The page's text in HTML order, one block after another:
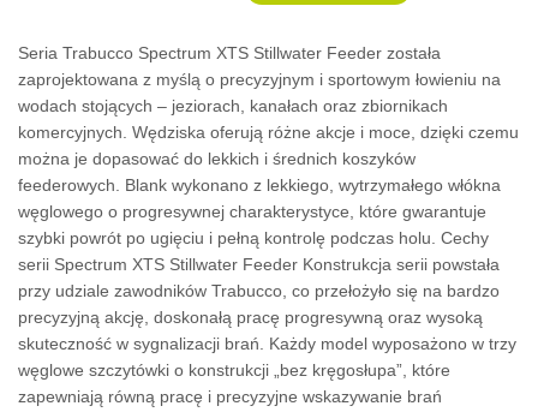
Seria Trabucco Spectrum XTS Stillwater Feeder została
zaprojektowana z myślą o precyzyjnym i sportowym łowieniu na
wodach stojących – jeziorach, kanałach oraz zbiornikach
komercyjnych. Wędziska oferują różne akcje i moce, dzięki czemu
można je dopasować do lekkich i średnich koszyków
feederowych. Blank wykonano z lekkiego, wytrzymałego włókna
węglowego o progresywnej charakterystyce, które gwarantuje
szybki powrót po ugięciu i pełną kontrolę podczas holu. Cechy
serii Spectrum XTS Stillwater Feeder Konstrukcja serii powstała
przy udziale zawodników Trabucco, co przełożyło się na bardzo
precyzyjną akcję, doskonałą pracę progresywną oraz wysoką
skuteczność w sygnalizacji brań. Każdy model wyposażono w trzy
węglowe szczytówki o konstrukcji „bez kręgosłupa”, które
zapewniają równą pracę i precyzyjne wskazywanie brań